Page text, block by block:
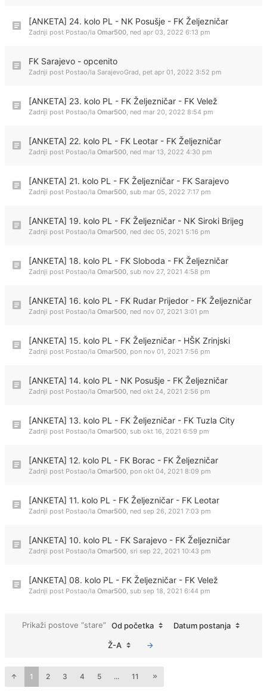
[ANKETA] 24. kolo PL - NK Posušje - FK Željezničar
Zadnji post Postao/la Omar500, ned apr 03, 2022 6:13 pm
FK Sarajevo - opcenito
Zadnji post Postao/la SarajevoGrad, pet apr 01, 2022 3:52 pm
[ANKETA] 23. kolo PL - FK Željezničar - FK Velež
Zadnji post Postao/la Omar500, ned mar 20, 2022 8:54 pm
[ANKETA] 22. kolo PL - FK Leotar - FK Željezničar
Zadnji post Postao/la Omar500, ned mar 13, 2022 4:30 pm
[ANKETA] 21. kolo PL - FK Željezničar - FK Sarajevo
Zadnji post Postao/la Omar500, sub mar 05, 2022 7:17 pm
[ANKETA] 19. kolo PL - FK Željezničar - NK Siroki Brijeg
Zadnji post Postao/la Omar500, ned dec 05, 2021 5:16 pm
[ANKETA] 18. kolo PL - FK Sloboda - FK Željezničar
Zadnji post Postao/la Omar500, sub nov 27, 2021 4:58 pm
[ANKETA] 16. kolo PL - FK Rudar Prijedor - FK Željezničar
Zadnji post Postao/la Omar500, ned nov 07, 2021 3:01 pm
[ANKETA] 15. kolo PL - FK Željezničar - HŠK Zrinjski
Zadnji post Postao/la Omar500, pon nov 01, 2021 7:56 pm
[ANKETA] 14. kolo PL - NK Posušje - FK Željezničar
Zadnji post Postao/la Omar500, ned okt 24, 2021 2:56 pm
[ANKETA] 13. kolo PL - FK Željezničar - FK Tuzla City
Zadnji post Postao/la Omar500, sub okt 16, 2021 6:59 pm
[ANKETA] 12. kolo PL - FK Borac - FK Željezničar
Zadnji post Postao/la Omar500, pon okt 04, 2021 8:09 pm
[ANKETA] 11. kolo PL - FK Željezničar - FK Leotar
Zadnji post Postao/la Omar500, ned sep 26, 2021 7:03 pm
[ANKETA] 10. kolo PL - FK Sarajevo - FK Željezničar
Zadnji post Postao/la Omar500, sri sep 22, 2021 10:43 pm
[ANKETA] 08. kolo PL - FK Željezničar - FK Velež
Zadnji post Postao/la Omar500, sub sep 18, 2021 6:44 pm
Prikaži postove “stare” Od početka Datum postanja
Ž-A
1 2 3 4 5 ... 11